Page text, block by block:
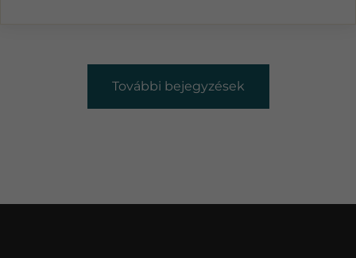
További bejegyzések